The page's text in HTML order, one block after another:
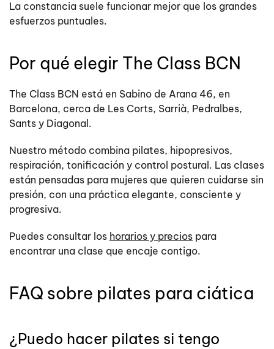
La constancia suele funcionar mejor que los grandes
esfuerzos puntuales.
Por qué elegir The Class BCN
The Class BCN está en Sabino de Arana 46, en
Barcelona, cerca de Les Corts, Sarrià, Pedralbes,
Sants y Diagonal.
Nuestro método combina pilates, hipopresivos,
respiración, tonificación y control postural. Las clases
están pensadas para mujeres que quieren cuidarse sin
presión, con una práctica elegante, consciente y
progresiva.
Puedes consultar los horarios y precios para
encontrar una clase que encaje contigo.
FAQ sobre pilates para ciática
¿Puedo hacer pilates si tengo